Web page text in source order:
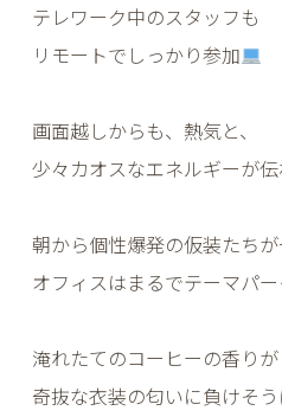
テレワーク中のスタッフも
リモートでしっかり参加
画面越しからも、熱気と、
少々カオスなエネルギーが
朝から個性爆発の仮装たちが
オフィスはまるでテーマパ
淹れたてのコーヒーの香りが
奇抜な衣装の匂いに負けそう